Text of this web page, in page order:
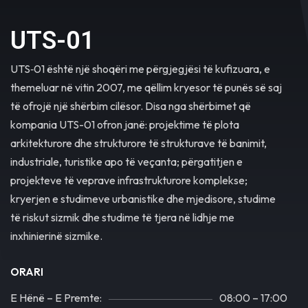
UTS-01
UTS‐01 është një shoqëri me përgjegjësi të kufizuara, e
themeluar në vitin 2007, me qëllim kryesor të punës së saj
të ofrojë një shërbim cilësor. Disa nga shërbimet që
kompania UTS-01 ofron janë: projektime të plota
arkitekturore dhe strukturore të strukturave të banimit,
industriale, turistike apo të veçanta; përgatitjen e
projekteve të veprave infrastrukturore komplekse;
kryerjen e studimeve urbanistike dhe mjedisore, studime
të riskut sizmik dhe studime të tjera në lidhje me
inxhinierinë sizmike.
ORARI
E Hënë – E Premte: 08:00 – 17:00